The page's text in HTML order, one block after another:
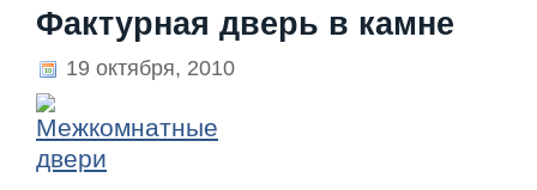
Фактурная дверь в камне
19 октября, 2010